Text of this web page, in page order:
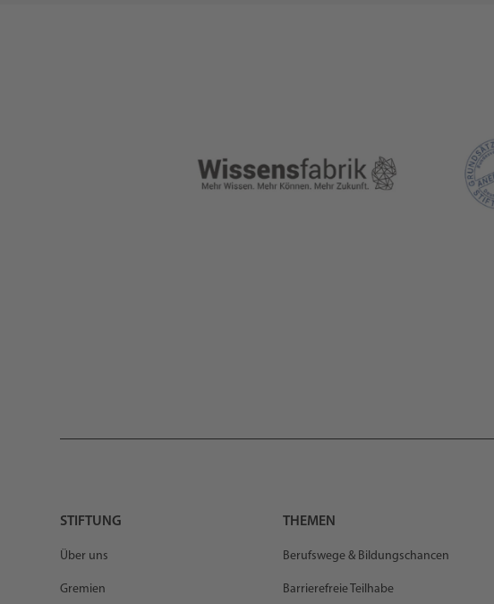
STIFTUNG
Über uns
Gremien
THEMEN
Berufswege & Bildungschancen
Barrierefreie Teilhabe